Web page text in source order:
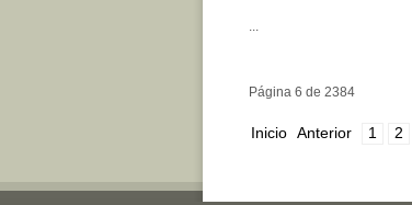
...
Página 6 de 2384
Inicio Anterior 1 2